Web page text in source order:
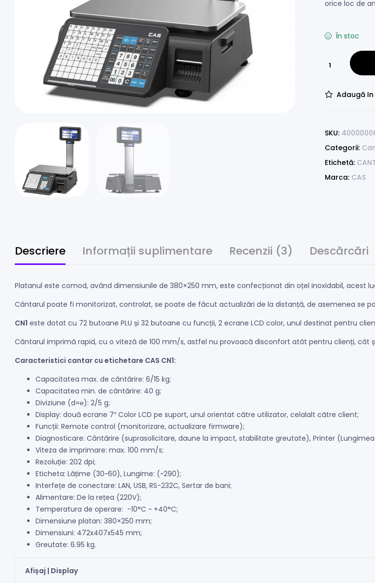
orice loc de
În stoc
Adaugă In
SKU:
Categorii:
Etichetă:
Marca: CAS
Descriere Informații suplimentare Recenzii (3) Descărcări
Platanul este comod, având dimensiunile de 380×250 mm, este confecționat din oțel inoxidabil, acest
Cântarul poate fi monitorizat, controlat, se poate de făcut actualizări de la distanță, de asemenea se
CN1 este dotat cu 72 butoane PLU și 32 butoane cu funcții, 2 ecrane LCD color, unul destinat pentru
Cântarul imprimă rapid, cu o viteză de 100 mm/s, astfel nu provoacă disconfort atât pentru clienți, cât
Caracteristici cantar cu etichetare CAS CN1:
Capacitatea max. de cântărire: 6/15 kg;
Capacitatea min. de cântărire: 40 g;
Diviziune (d=е): 2/5 g;
Display: două ecrane 7″ Color LCD pe suport, unul orientat către utilizator, celalalt către client;
Funcții: Remote control (monitorizare, actualizare firmware);
Diagnosticare: Cântărire (suprasolicitare, daune la impact, stabilitate greutate), Printer
Viteza de imprimare: max. 100 mm/s;
Rezoluție: 202 dpi;
Eticheta: Lățime (30~60), Lungime: (~290);
Interfețe de conectare: LAN, USB, RS-232C, Sertar de bani;
Alimentare: De la rețea (220V);
Temperatura de operare: -10°C ~ +40°C;
Dimensiune platan: 380×250 mm;
Dimensiuni: 472x407x545 mm;
Greutate: 6.95 kg.
Afișaj | Display